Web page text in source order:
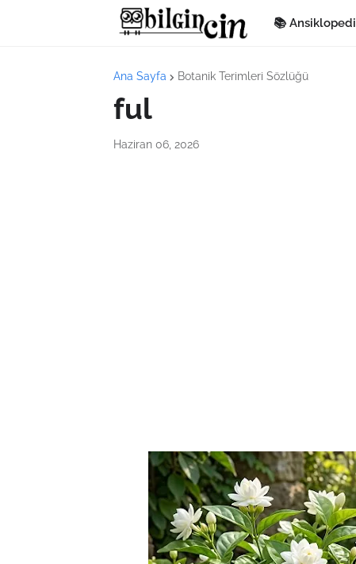
📚 Ansiklopedi
Ana Sayfa Botanik Terimleri Sözlüğü
ful
Haziran 06, 2026